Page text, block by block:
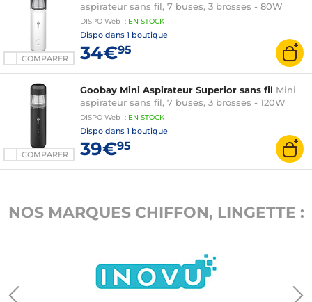
COMPARER
aspirateur sans fil, 7 buses, 3 brosses - 80W
DISPO Web : EN STOCK
Dispo dans 1 boutique
34€95
COMPARER
Goobay Mini Aspirateur Superior sans fil Mini
aspirateur sans fil, 7 buses, 3 brosses - 120W
DISPO Web : EN STOCK
Dispo dans 1 boutique
39€95
NOS MARQUES CHIFFON, LINGETTE :